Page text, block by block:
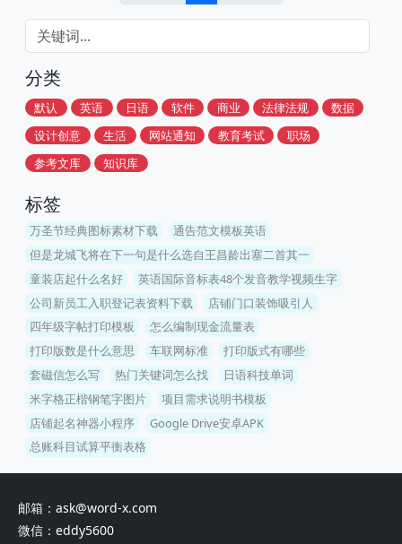
分类
默认 英语 日语 软件 商业 法律法规
数据
设计创意
生活 网站通知 教育考试
职场
参考文库
知识库
标签
万圣节经典图标素材下载
通告范文模板英语
但是龙城飞将在下一句是什么选自王昌龄出塞二首其一
童装店起什么名好
英语国际音标表48个发音教学视频生字
公司新员工入职登记表资料下载
店铺门口装饰吸引人
四年级字帖打印模板
怎么编制现金流量表
打印版数是什么意思
车联网标准
打印版式有哪些
套磁信怎么写
热门关键词怎么找
日语科技单词
米字格正楷钢笔字图片
项目需求说明书模板
店铺起名神器小程序
Google Drive安卓APK
总账科目试算平衡表格
邮箱：ask@word-x.com
微信：eddy5600